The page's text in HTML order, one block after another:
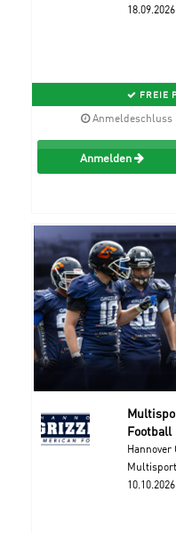
FREIE
Anmeldeschluss
Anmelden
Football